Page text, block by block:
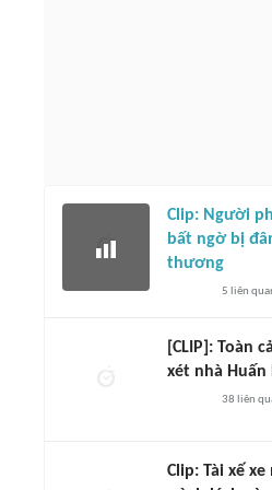
Clip: Người
bất ngờ bị
thương
5 liên
[CLIP]: Toàn
xét nhà Huấn
38 liên
Clip: Tài xế